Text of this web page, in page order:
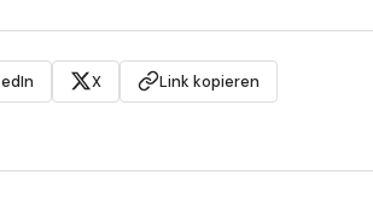
X Link kopieren